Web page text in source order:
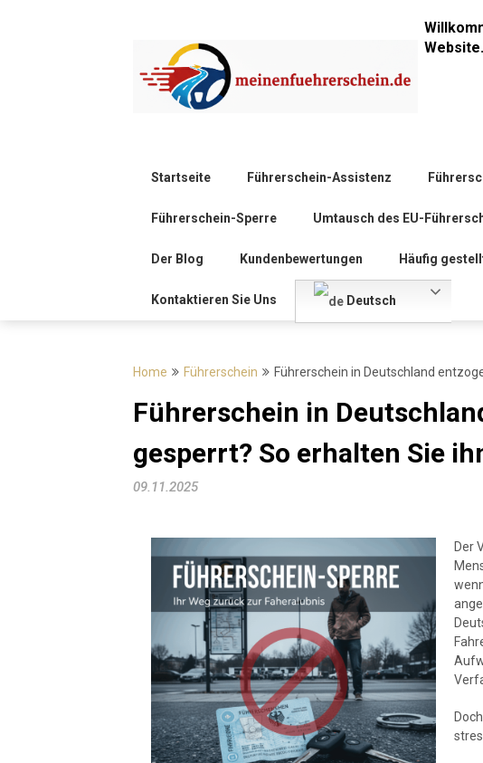
Startseite Führerschein-Assistenz
Führerschein-Sperre Umtausch des EU-
Der Blog Kundenbewertungen Häufig
Kontaktieren Sie Uns Deutsch
Home Führerschein Führerschein in Deutschland
Führerschein in
gesperrt? So erhalten Sie
09.11.2025
Der